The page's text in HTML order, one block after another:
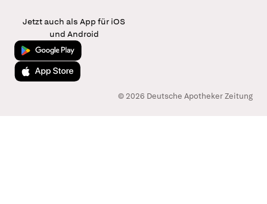
Jetzt auch als App für iOS
und Android
Jetzt bei Google Play
Laden im App Store
© 2026 Deutsche Apotheker Zeitung